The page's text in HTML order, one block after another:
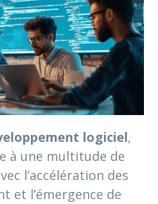
logiciel,
à une multitude de
l’accélération des
et l’émergence de